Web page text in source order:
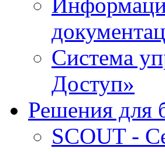
Система
Доступ»
Решения для
SCOUT -